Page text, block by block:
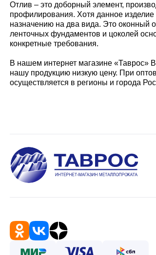
Другие товары
Отлив – это доборный элемент,
профилирования. Хотя данное изделие
назначению на два вида. Это оконный
ленточных фундаментов и цоколей
конкретные требования.
В нашем интернет магазине «Таврос»
нашу продукцию низкую цену. При
осуществляется в регионы и города